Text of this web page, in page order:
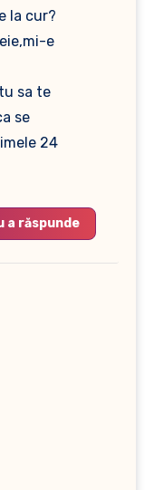
la cur?
e
sa te
se
24
răspunde